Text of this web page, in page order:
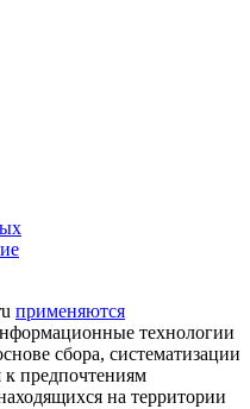
применяются
технологии
сбора, систематизации
к предпочтениям
на территории